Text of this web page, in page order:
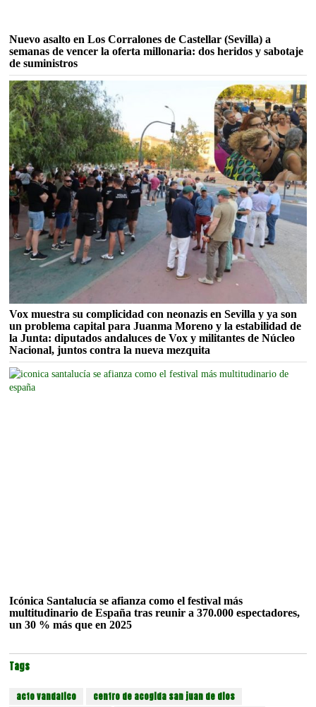
Nuevo asalto en Los Corralones de Castellar (Sevilla) a
semanas de vencer la oferta millonaria: dos heridos y sabotaje
de suministros
Vox muestra su complicidad con neonazis en Sevilla y ya son
un problema capital para Juanma Moreno y la estabilidad de
la Junta: diputados andaluces de Vox y militantes de Núcleo
Nacional, juntos contra la nueva mezquita
Icónica Santalucía se afianza como el festival más
multitudinario de España tras reunir a 370.000 espectadores,
un 30 % más que en 2025
Tags
acto vandalico
centro de acogida san juan de dios